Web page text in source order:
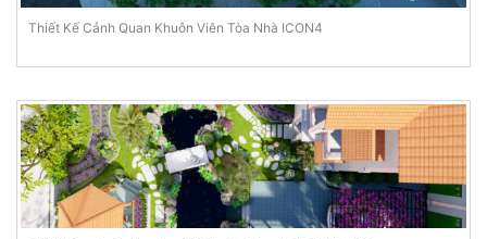
Thiết Kế Cảnh Quan Khuôn Viên Tòa Nhà ICON4